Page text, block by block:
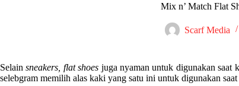
Mix n’ Match Flat
Scarf Media
Selainsneakers, flat shoes juga nyaman untuk digunakan saat
selebgram memilih alas kaki yang satu ini untuk digunakan